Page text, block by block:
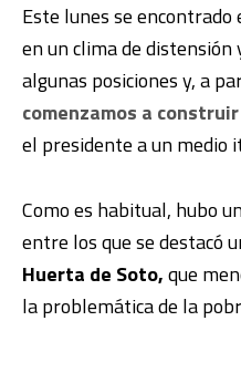
Este lunes se encontrado
en un clima de distensión
algunas posiciones y, a
comenzamos a
el presidente a un medio
Como es habitual, hubo
entre los que se destacó
Huerta de Soto,que
la problemática de la